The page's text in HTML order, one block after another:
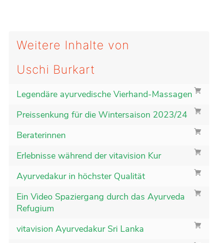
Weitere Inhalte von
Uschi Burkart
Legendäre ayurvedische Vierhand-Massagen
Preissenkung für die Wintersaison 2023/24
Beraterinnen
Erlebnisse während der vitavision Kur
Ayurvedakur in höchster Qualität
Ein Video Spaziergang durch das Ayurveda
Refugium
vitavision Ayurvedakur Sri Lanka